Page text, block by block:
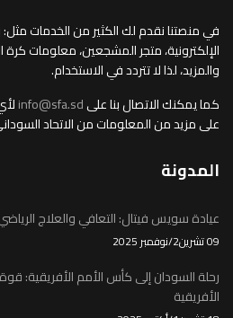
في منصتنا نقدم لك الكثير من الخدمات مثل:
الإلكترونية، متجر المشجعين، معلومات كرة
والمزيد، لذا لا تتردد في الاستخدام.
كما يمكنك الاتصال بنا علىinfo@sfa.sd
على مزيد من المعلومات من الاتحاد
المدونة
عيادة سويس فيتال: التعافي والعلاج
09 تشرين2/نوفمبر 2025
رحلة السودان إلى كأس الأمم الأفريقية:
الأفريقية